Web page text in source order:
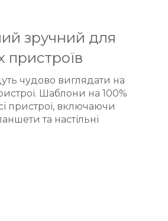
зручний для
пристроїв
чудово виглядати на
Шаблони на 100%
пристрої, включаючи
та настільні